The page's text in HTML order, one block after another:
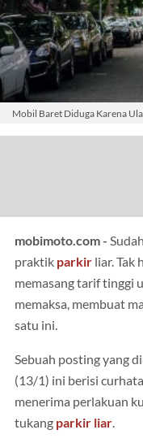
Mobil Baret Diduga Karena
mobimoto.com -
praktik parkir liar. Tak
memasang tarif tinggi
memaksa, membuat
satu ini.
Sebuah posting yang
(13/1) ini berisi
menerima perlakuan
tukang parkir liar